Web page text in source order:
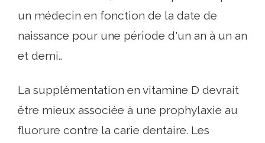
un médecin en fonction de la date de
naissance pour une période d'un an à un an
et demi..
La supplémentation en vitamine D devrait
être mieux associée à une prophylaxie au
fluorure contre la carie dentaire. Les